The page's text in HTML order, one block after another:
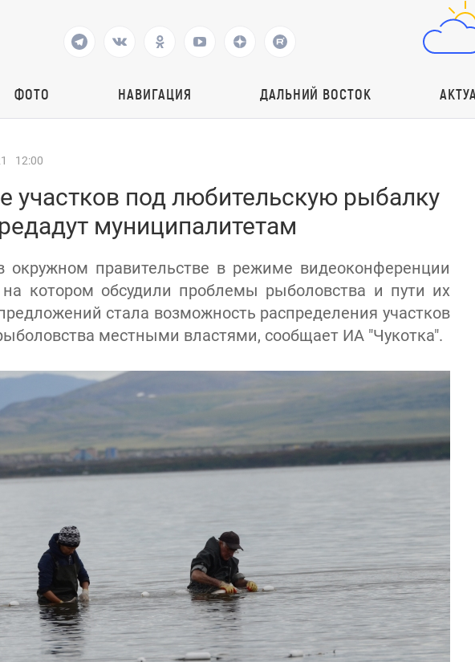
ФОТО НАВИГАЦИЯ ДАЛЬНИЙ ВОСТОК
12:00
участков под любительскую рыбалку
муниципалитетам
окружном правительстве в режиме видеоконференции
котором обсудили проблемы рыболовства и пути их
стала возможность распределения участков
местными властями, сообщает ИА "Чукотка".